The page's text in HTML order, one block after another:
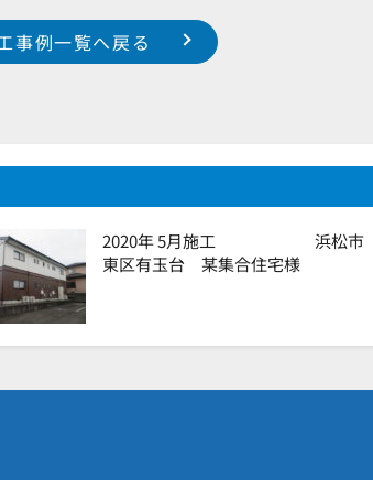
事例一覧へ戻る
2020年 5月施工 浜松市
東区有玉台 某集合住宅様